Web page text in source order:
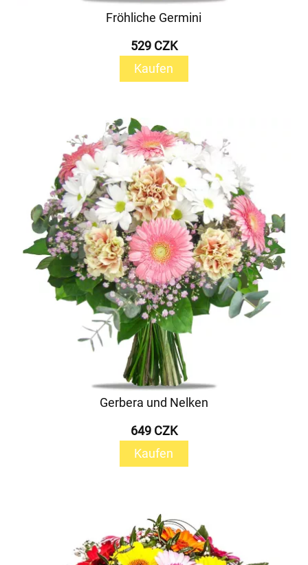
Fröhliche Germini
529 CZK
Kaufen
Gerbera und Nelken
649 CZK
Kaufen